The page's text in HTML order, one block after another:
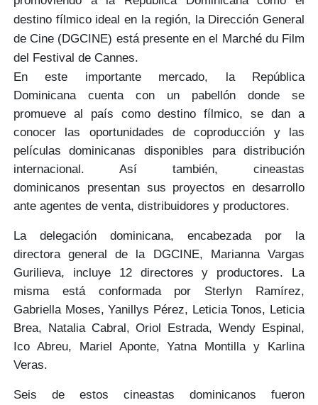
destino fílmico ideal en la región, la Dirección General
de Cine (DGCINE) está presente en el Marché du Film
del Festival de Cannes.
En este importante mercado, la República
Dominicana cuenta con un pabellón donde se
promueve al país como destino fílmico, se dan a
conocer las oportunidades de coproducción y las
películas dominicanas disponibles para distribución
internacional. Así también,cineastas
dominicanos presentan sus proyectos en desarrollo
ante agentes de venta, distribuidores y productores.
La delegación dominicana, encabezada por la
directora general de la DGCINE, Marianna Vargas
Gurilieva, incluye 12 directores y productores. La
misma está conformada por Sterlyn Ramírez,
Gabriella Moses, Yanillys Pérez, Leticia Tonos, Leticia
Brea, Natalia Cabral, Oriol Estrada, Wendy Espinal,
Ico Abreu, Mariel Aponte, Yatna Montilla y Karlina
Veras.
Seis de estos cineastas dominicanos fueron